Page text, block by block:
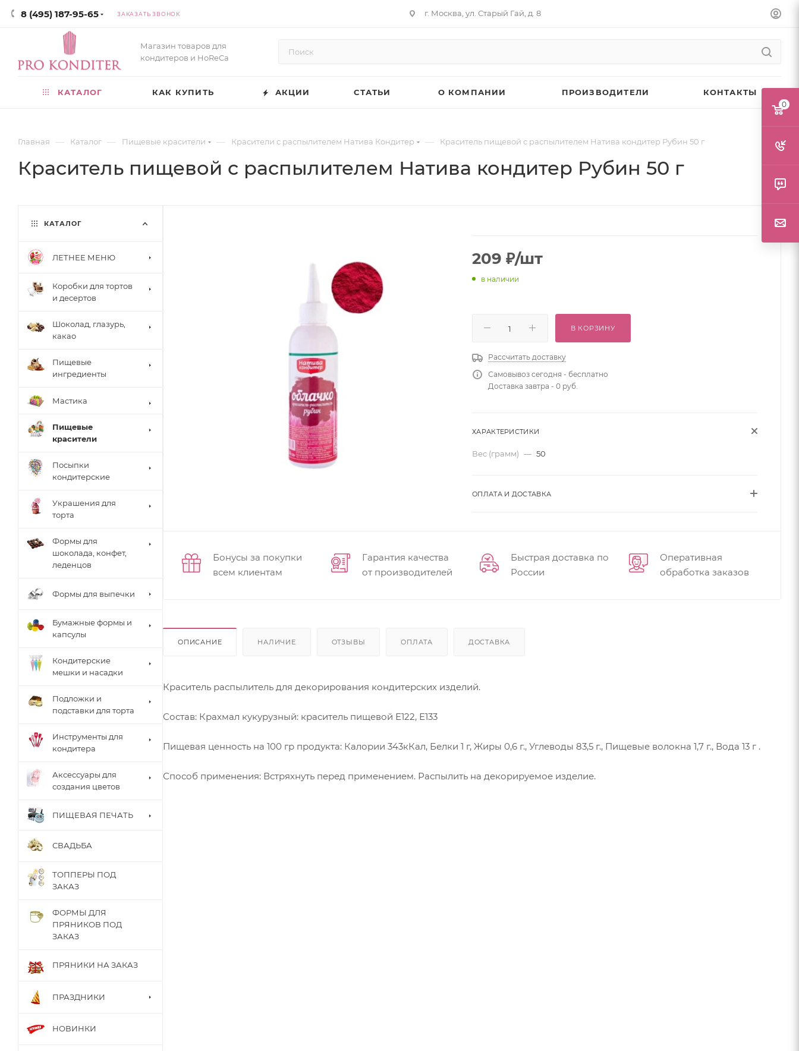
8 (495) 187-95-65 ЗАКАЗАТЬ ЗВОНОК г. Москва, ул. Старый Гай, д. 8
Магазин товаров для
кондитеров и HoReCa
КАТАЛОГ КАК КУПИТЬ АКЦИИ СТАТЬИ О КОМПАНИИ ПРОИЗВОДИТЕЛИ КОНТАКТЫ
Главная — Каталог — Пищевые красители — Красители с распылителем Натива Кондитер — Краситель пищевой с распылителем Натива кондитер Рубин 50 г
Краситель пищевой с распылителем Натива кондитер Рубин 50 г
209 ₽/шт
в наличии
В КОРЗИНУ
Рассчитать доставку
Самовывоз сегодня - бесплатно
Доставка завтра - 0 руб.
ХАРАКТЕРИСТИКИ
Вес (грамм) — 50
ОПЛАТА И ДОСТАВКА
Бонусы за покупки
всем клиентам
Гарантия качества
от производителей
Быстрая доставка по
России
Оперативная
обработка заказов
ОПИСАНИЕ НАЛИЧИЕ ОТЗЫВЫ ОПЛАТА ДОСТАВКА
Краситель распылитель для декорирования кондитерских изделий.
Состав: Крахмал кукурузный: краситель пищевой Е122, Е133
Пищевая ценность на 100 гр продукта: Калории 343кКал, Белки 1 г, Жиры 0,6 г., Углеводы 83,5 г., Пищевые волокна 1,7 г., Вода 13 г .
Способ применения: Встряхнуть перед применением. Распылить на декорируемое изделие.
КАТАЛОГ
ЛЕТНЕЕ МЕНЮ
Коробки для тортов
и десертов
Шоколад, глазурь,
какао
Пищевые
ингредиенты
Мастика
Пищевые
красители
Посыпки
кондитерские
Украшения для
торта
Формы для
шоколада, конфет,
леденцов
Формы для выпечки
Бумажные формы и
капсулы
Кондитерские
мешки и насадки
Подложки и
подставки для торта
Инструменты для
кондитера
Аксессуары для
создания цветов
ПИЩЕВАЯ ПЕЧАТЬ
СВАДЬБА
ТОППЕРЫ ПОД
ЗАКАЗ
ФОРМЫ ДЛЯ
ПРЯНИКОВ ПОД
ЗАКАЗ
ПРЯНИКИ НА ЗАКАЗ
ПРАЗДНИКИ
НОВИНКИ
0